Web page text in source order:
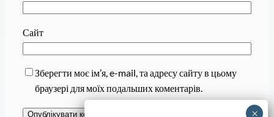
Сайт
Зберегти моє ім’я, e-mail, та адресу сайту в цьому
браузері для моїх подальших коментарів.